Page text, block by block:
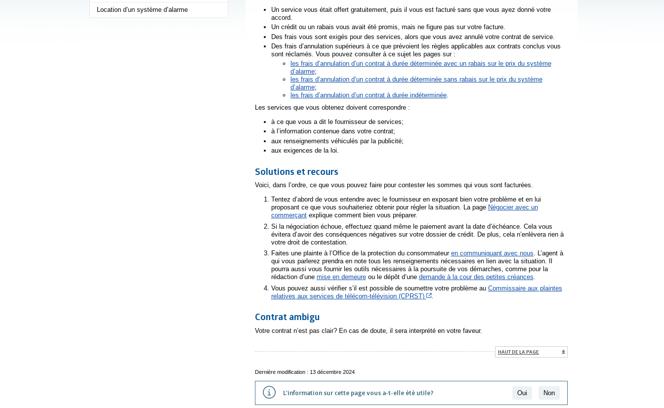
Location d’un système d’alarme
Un service vous était offert gratuitement, puis il vous est facturé sans que vous ayez donné votre
accord.
Un crédit ou un rabais vous avait été promis, mais ne figure pas sur votre facture.
Des frais vous sont exigés pour des services, alors que vous avez annulé votre contrat de service.
Des frais d’annulation supérieurs à ce que prévoient les règles applicables aux contrats conclus vous
sont réclamés. Vous pouvez consulter à ce sujet les pages sur :
les frais d’annulation d’un contrat à durée déterminée avec un rabais sur le prix du système
d’alarme;
les frais d’annulation d’un contrat à durée déterminée sans rabais sur le prix du système
d’alarme;
les frais d’annulation d’un contrat à durée indéterminée.
Les services que vous obtenez doivent correspondre :
à ce que vous a dit le fournisseur de services;
à l’information contenue dans votre contrat;
aux renseignements véhiculés par la publicité;
aux exigences de la loi.
Solutions et recours
Voici, dans l’ordre, ce que vous pouvez faire pour contester les sommes qui vous sont facturées.
Tentez d’abord de vous entendre avec le fournisseur en exposant bien votre problème et en lui
proposant ce que vous souhaiteriez obtenir pour régler la situation. La page Négocier avec un
commerçantexplique comment bien vous préparer.
Si la négociation échoue, effectuez quand même le paiement avant la date d’échéance. Cela vous
évitera d’avoir des conséquences négatives sur votre dossier de crédit. De plus, cela n’enlèvera rien à
votre droit de contestation.
Faites une plainte à l’Office de la protection du consommateur en communiquant avec nous. L’agent à
qui vous parlerez prendra en note tous les renseignements nécessaires en lien avec la situation. Il
pourra aussi vous fournir les outils nécessaires à la poursuite de vos démarches, comme pour la
rédaction d’une mise en demeureou le dépôt d’une demande à la cour des petites créances.
Vous pouvez aussi vérifier s’il est possible de soumettre votre problème au Commissaire aux plaintes
relatives aux services de télécom-télévision (CPRST)
Cet hyperlien s’ouvrira dans une nouvelle fenêtre
.
Contrat ambigu
Votre contrat n’est pas clair? En cas de doute, il sera interprété en votre faveur.
HAUT DE LA PAGE
Dernière modification : 13 décembre 2024
L'information sur cette page vous a-t-elle été utile? Oui Non